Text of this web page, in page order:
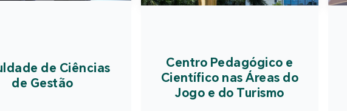
de Ciências
de Gestão
Centro Pedagógico e
Científico nas Áreas do
Jogo e do Turismo